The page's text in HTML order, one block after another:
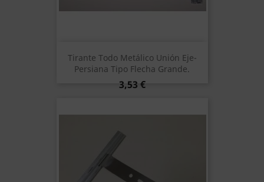
Tirante Todo Metálico Unión Eje-
Persiana Tipo Flecha Grande.
Precio
3,53 €